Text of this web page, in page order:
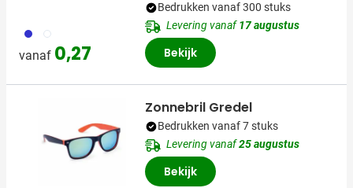
023 002
vanaf 0,27
Bedrukken vanaf 300 stuks
Levering vanaf17 augustus
Bekijk
Zonnebril Gredel
Bedrukken vanaf 7 stuks
Levering vanaf25 augustus
Bekijk